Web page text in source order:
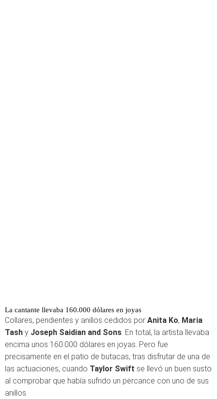
La cantante llevaba 160.000 dólares en joyas
Collares, pendientes y anillos cedidos por Anita Ko, Maria
Tash y Joseph Saidian and Sons. En total, la artista llevaba
encima unos 160.000 dólares en joyas. Pero fue
precisamente en el patio de butacas, tras disfrutar de una de
las actuaciones, cuando Taylor Swift se llevó un buen susto
al comprobar que había sufrido un percance con uno de sus
anillos.